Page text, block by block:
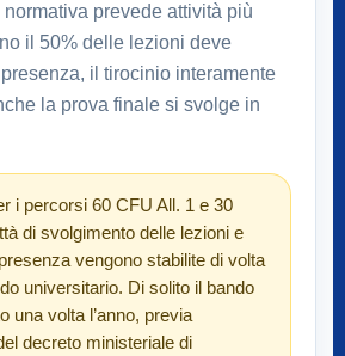
normativa prevede attività più
il 50% delle lezioni deve
il tirocinio interamente
la prova finale si svolge in
i percorsi 60 CFU All. 1 e 30
di svolgimento delle lezioni e
vengono stabilite di volta
universitario. Di solito il bando
una volta l’anno, previa
decreto ministeriale di